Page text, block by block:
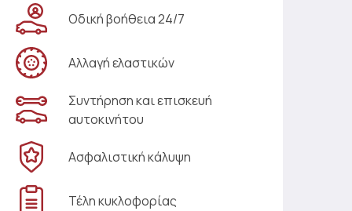
Οδική βοήθεια 24/7
Αλλαγή ελαστικών
Συντήρηση και επισκευή
αυτοκινήτου
Ασφαλιστική κάλυψη
Τέλη κυκλοφορίας